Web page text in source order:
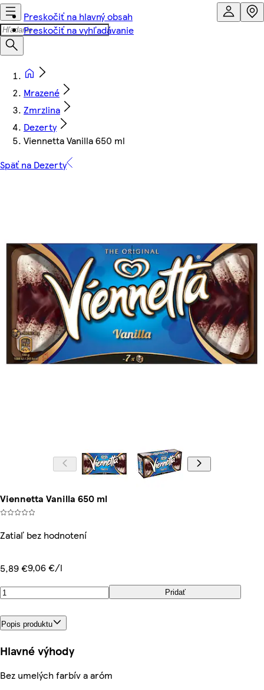
Preskočiť na hlavný obsah
Preskočiť na vyhľadávanie
Mrazené
Zmrzlina
Dezerty
Viennetta Vanilla 650 ml
Späť na Dezerty
Viennetta Vanilla 650 ml
Zatiaľ bez hodnotení
5,89 €9,06 €/l
Pridať
Popis produktu
Hlavné výhody
Bez umelých farbív a aróm